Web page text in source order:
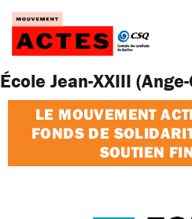
Passer
contenu
École Jean-XXIII
LE MOUVEMENT
FONDS DE
SOUTIEN